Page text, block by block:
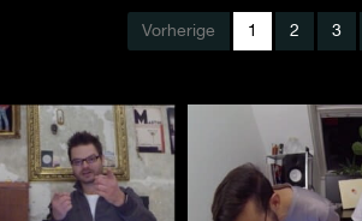
Vorherige 1 2 3